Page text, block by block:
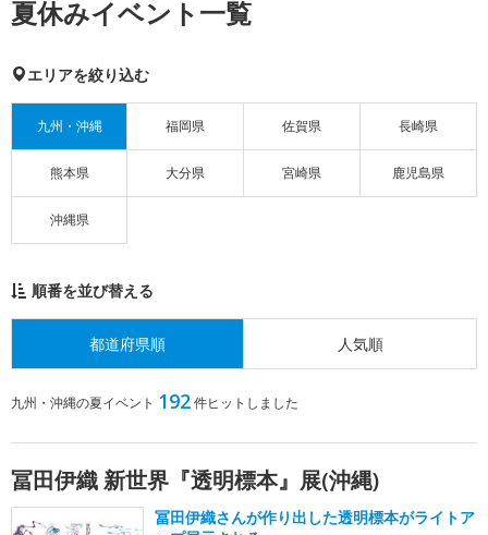
夏休みイベント一覧
エリアを絞り込む
九州・沖縄 福岡県 佐賀県 長崎県
熊本県 大分県 宮崎県 鹿児島県
沖縄県
順番を並び替える
都道府県順 人気順
九州・沖縄の夏イベント 192件ヒットしました
冨田伊織 新世界『透明標本』展(沖縄)
冨田伊織さんが作り出した透明標本がライトア